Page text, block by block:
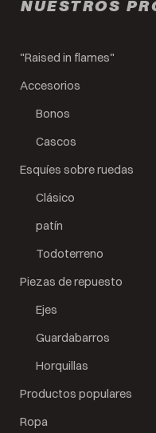
NUESTROS
"Raised in flames"
Accesorios
Bonos
Cascos
Esquíes sobre ruedas
Clásico
patín
Todoterreno
Piezas de repuesto
Ejes
Guardabarros
Horquillas
Productos populares
Ropa